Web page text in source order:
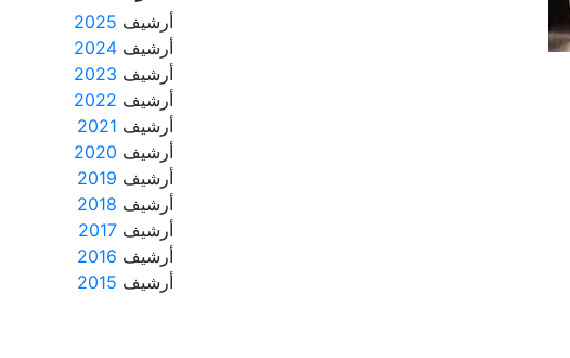
أرشيف 2025
أرشيف 2024
أرشيف 2023
أرشيف 2022
أرشيف 2021
أرشيف 2020
أرشيف 2019
أرشيف 2018
أرشيف 2017
أرشيف 2016
أرشيف 2015